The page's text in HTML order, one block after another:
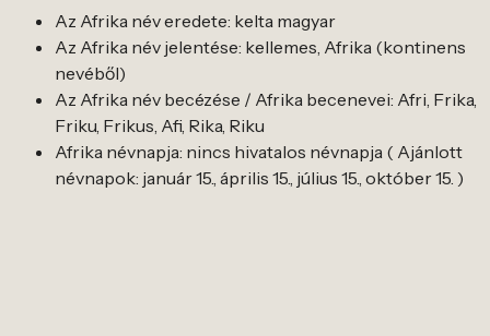
Az Afrika név eredete: kelta magyar
Az Afrika név jelentése: kellemes, Afrika (kontinens
nevéből)
Az Afrika név becézése / Afrika becenevei: Afri, Frika,
Friku, Frikus, Afi, Rika, Riku
Afrika névnapja: nincs hivatalos névnapja ( Ajánlott
névnapok: január 15., április 15., július 15., október 15. )